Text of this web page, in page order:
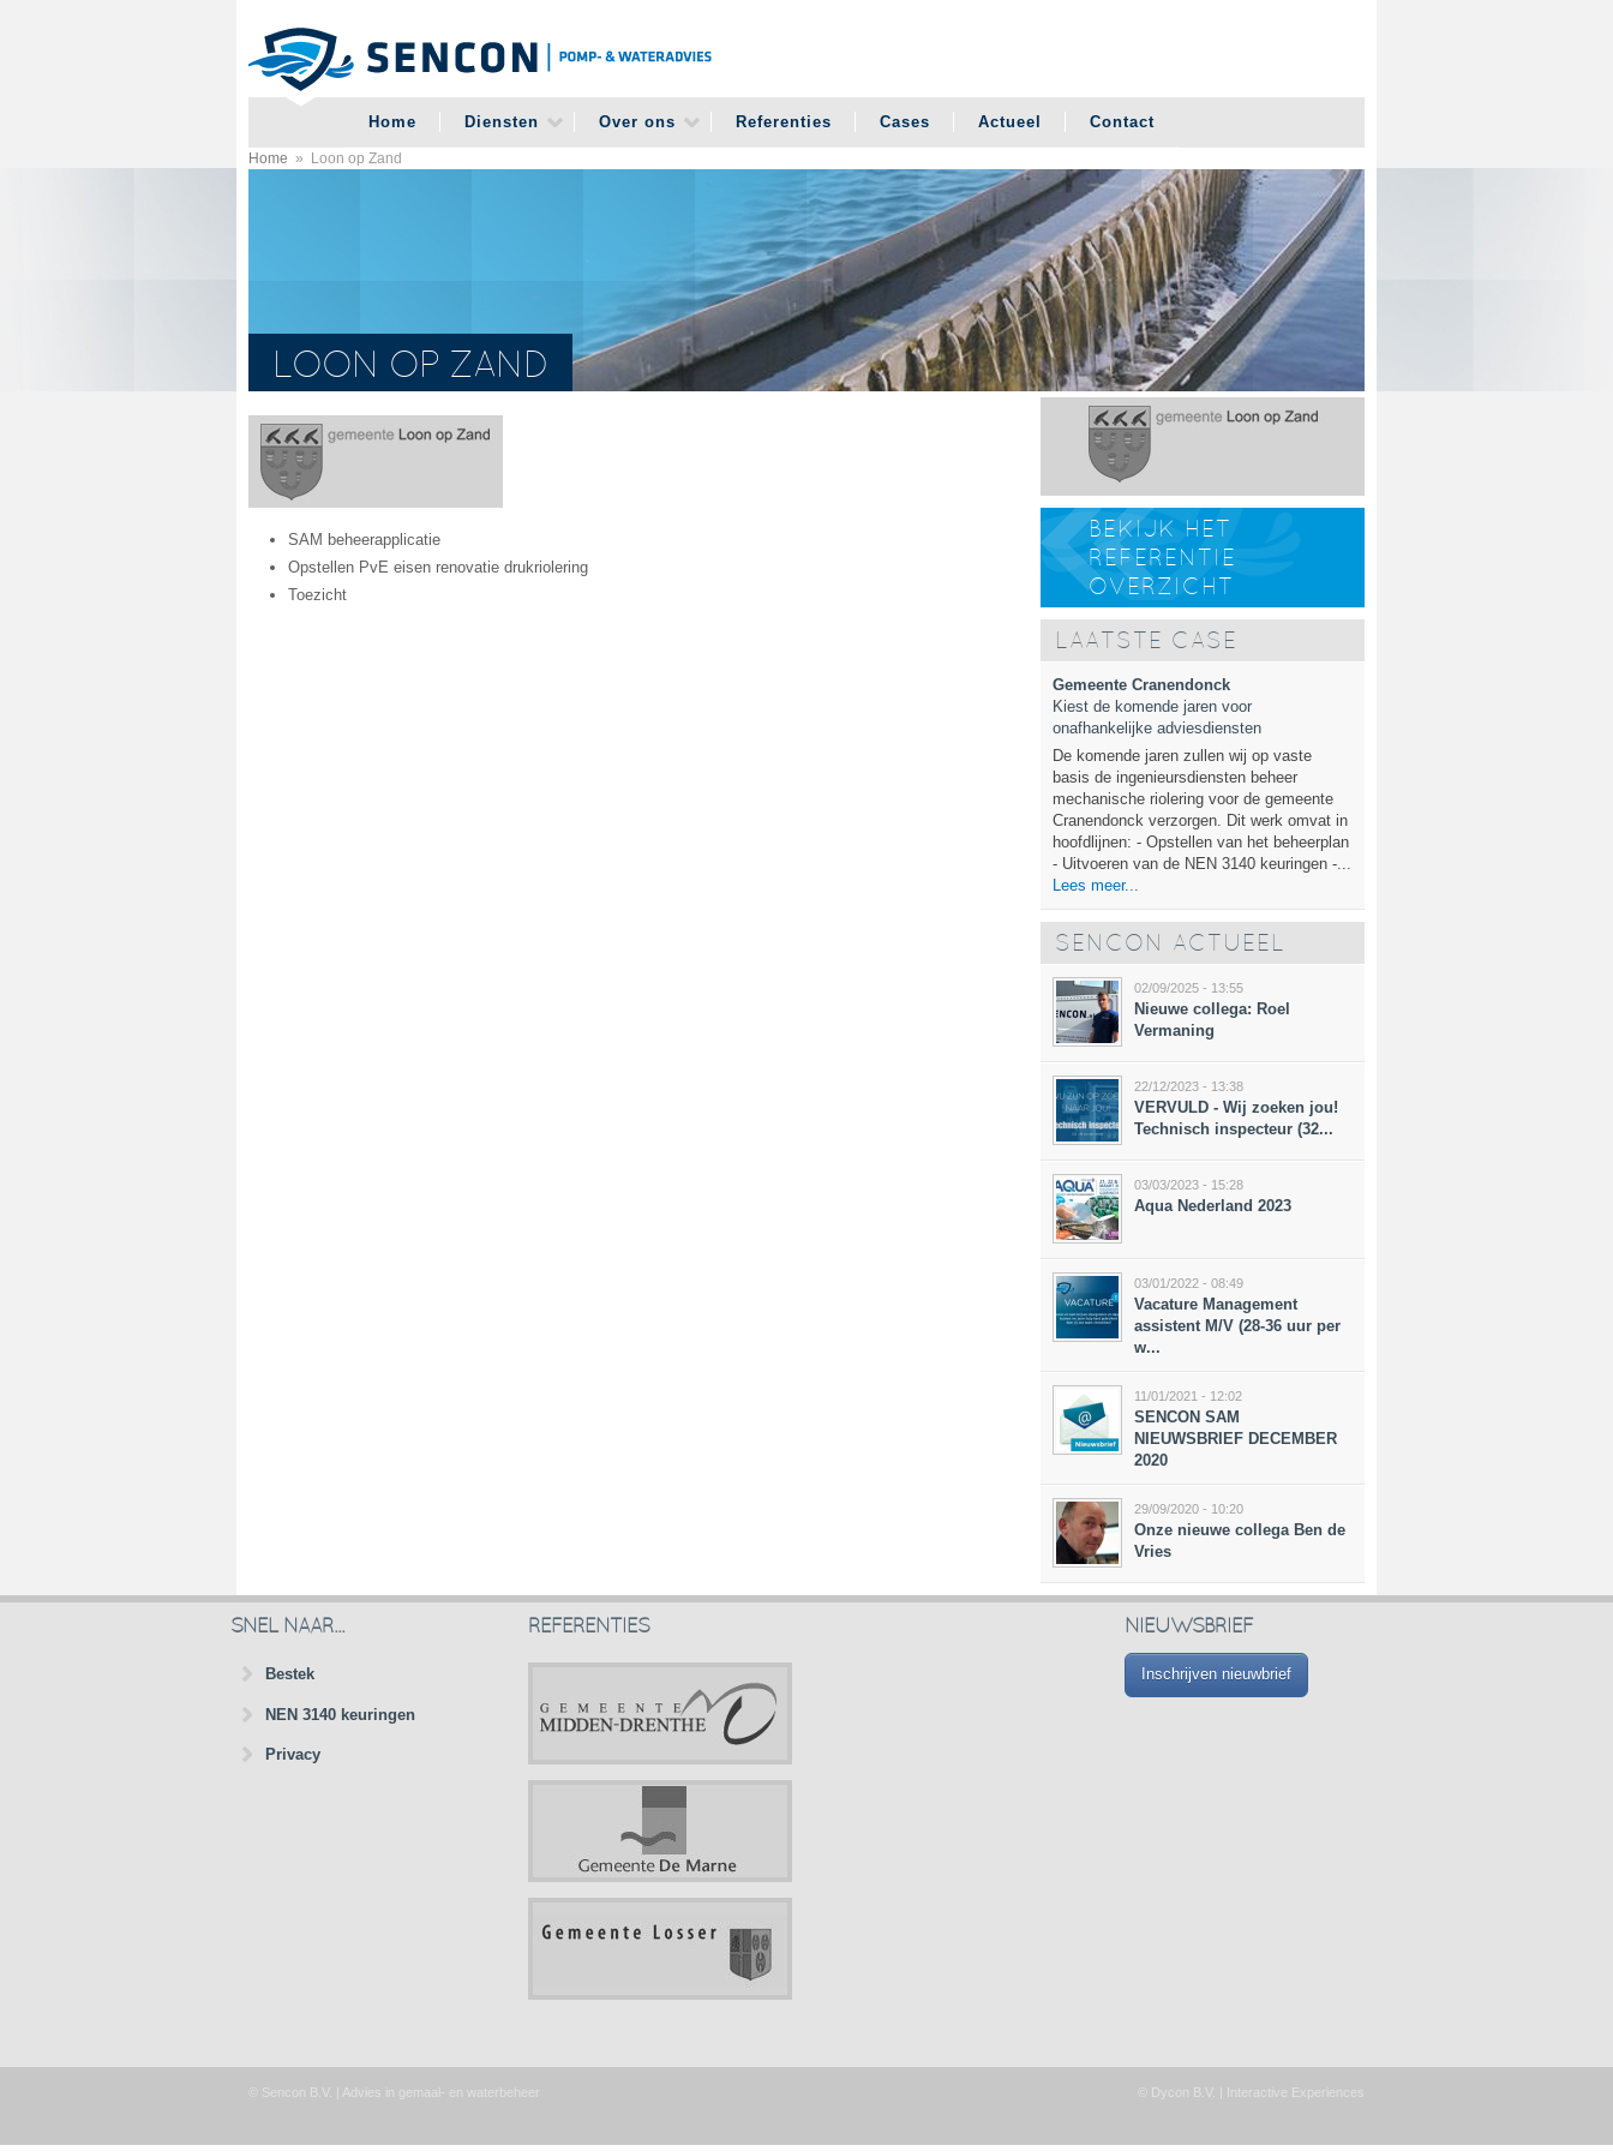
Home Diensten Over ons Referenties Cases Actueel Contact
U BENT HIER
Home » Loon op Zand
LOON OP ZAND
SAM beheerapplicatie
Opstellen PvE eisen renovatie drukriolering
Toezicht
BEKIJK HET
REFERENTIE
OVERZICHT
LAATSTE CASE
Gemeente Cranendonck
Kiest de komende jaren voor
onafhankelijke adviesdiensten
De komende jaren zullen wij op vaste
basis de ingenieursdiensten beheer
mechanische riolering voor de gemeente
Cranendonck verzorgen. Dit werk omvat in
hoofdlijnen: - Opstellen van het beheerplan
- Uitvoeren van de NEN 3140 keuringen -...
Lees meer...
SENCON ACTUEEL
02/09/2025 - 13:55
Nieuwe collega: Roel
Vermaning
22/12/2023 - 13:38
VERVULD - Wij zoeken jou!
Technisch inspecteur (32...
03/03/2023 - 15:28
Aqua Nederland 2023
03/01/2022 - 08:49
Vacature Management
assistent M/V (28-36 uur per
w...
11/01/2021 - 12:02
SENCON SAM
NIEUWSBRIEF DECEMBER
2020
29/09/2020 - 10:20
Onze nieuwe collega Ben de
Vries
SNEL NAAR...
Bestek
NEN 3140 keuringen
Privacy
REFERENTIES NIEUWSBRIEF
Inschrijven nieuwbrief
© Sencon B.V. | Advies in gemaal- en waterbeheer © Dycon B.V. | Interactive Experiences